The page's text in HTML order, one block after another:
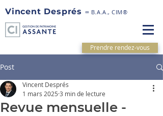
Vincent Després ∞ B.A.A., CIM®
Prendre rendez-vous
Post
Revue mensuelle -
Vincent Després
1 mars 2025 3 min de lecture